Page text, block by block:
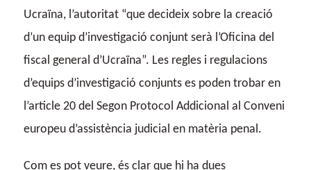
Ucraïna, l’autoritat “que decideix sobre la creació
d’un equip d’investigació conjunt serà l’Oficina del
fiscal general d’Ucraïna”. Les regles i regulacions
d’equips d’investigació conjunts es poden trobar en
l’article 20 del Segon Protocol Addicional al Conveni
europeu d’assistència judicial en matèria penal.
Com es pot veure, és clar que hi ha dues